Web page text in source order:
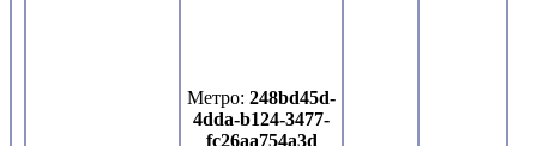
Метро: 248bd45d-
4dda-b124-3477-
fc26aa754a3d